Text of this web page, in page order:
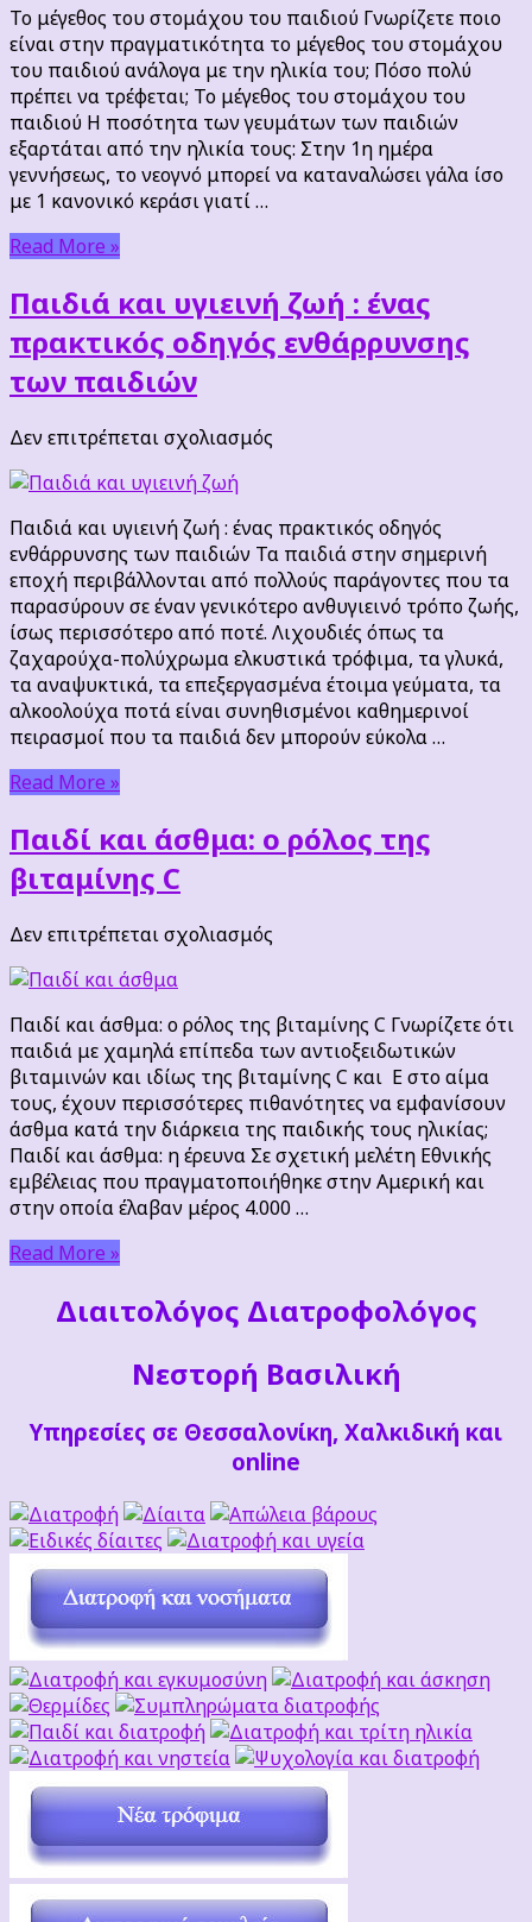
στομάχου
του
παιδιού
Το μέγεθος του στομάχου του παιδιού Γνωρίζετε ποιο
είναι στην πραγματικότητα το μέγεθος του στομάχου
του παιδιού ανάλογα με την ηλικία του; Πόσο πολύ
πρέπει να τρέφεται; Το μέγεθος του στομάχου του
παιδιού Η ποσότητα των γευμάτων των παιδιών
εξαρτάται από την ηλικία τους: Στην 1η ημέρα
γεννήσεως, το νεογνό μπορεί να καταναλώσει γάλα ίσο
με 1 κανονικό κεράσι γιατί …
Read More »
Παιδιά και υγιεινή ζωή : ένας
πρακτικός οδηγός ενθάρρυνσης
των παιδιών
Δεν επιτρέπεται σχολιασμός
ζωή
:
ένας
πρακτικός
οδηγός
ενθάρρυνσης
των
παιδιών
Παιδιά και υγιεινή ζωή : ένας πρακτικός οδηγός
ενθάρρυνσης των παιδιών Τα παιδιά στην σημερινή
εποχή περιβάλλονται από πολλούς παράγοντες που τα
παρασύρουν σε έναν γενικότερο ανθυγιεινό τρόπο ζωής,
ίσως περισσότερο από ποτέ. Λιχουδιές όπως τα
ζαχαρούχα-πολύχρωμα ελκυστικά τρόφιμα, τα γλυκά,
τα αναψυκτικά, τα επεξεργασμένα έτοιμα γεύματα, τα
αλκοολούχα ποτά είναι συνηθισμένοι καθημερινοί
πειρασμοί που τα παιδιά δεν μπορούν εύκολα …
Read More »
Παιδί και άσθμα: ο ρόλος της
βιταμίνης C
Δεν επιτρέπεται σχολιασμός
άσθμα:
ο
ρόλος
της
βιταμίνης
C
Παιδί και άσθμα: ο ρόλος της βιταμίνης C Γνωρίζετε ότι
παιδιά με χαμηλά επίπεδα των αντιοξειδωτικών
βιταμινών και ιδίως της βιταμίνης C και E στο αίμα
τους, έχουν περισσότερες πιθανότητες να εμφανίσουν
άσθμα κατά την διάρκεια της παιδικής τους ηλικίας;
Παιδί και άσθμα: η έρευνα Σε σχετική μελέτη Εθνικής
εμβέλειας που πραγματοποιήθηκε στην Αμερική και
στην οποία έλαβαν μέρος 4.000 …
Read More »
Διαιτoλόγος Διατροφολόγος
Νεστορή Βασιλική
Υπηρεσίες σε Θεσσαλονίκη, Χαλκιδική και
online